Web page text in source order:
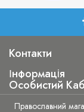
Контакти
Інформація
Особистий
Православний